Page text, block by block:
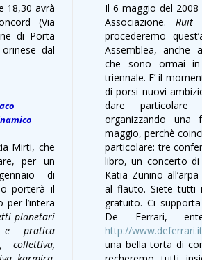
18,30 avrà
(Via
di Porta
dal
Mirti, che
per un
di
porterà il
per l’intera
planetari
e pratica
collettiva,
Il 6 maggio del
Associazione. Ruit
procederemo
Assemblea, anche
che sono ormai in
triennale. E’ il
di porsi nuovi
dare particolare
organizzando
maggio, perchè
particolare: tre
libro, un concerto
Katia Zunino
al flauto. Siete tutti
gratuito. Ci
De Ferrari,
http://
una bella torta di